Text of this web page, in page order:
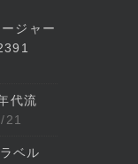
ジャー
代流
21
ベル